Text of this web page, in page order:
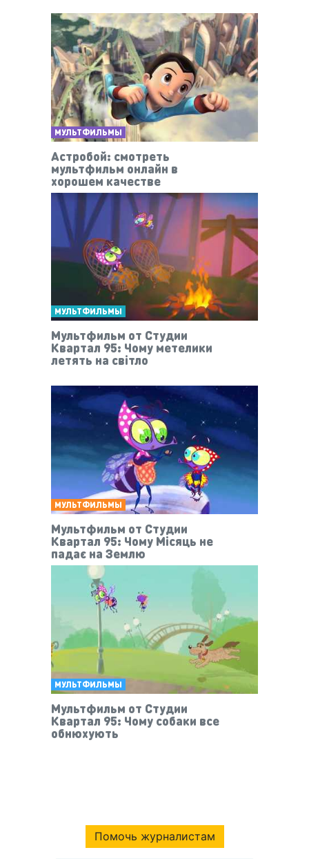
МУЛЬТФИЛЬМЫ
Астробой: смотреть
мультфильм онлайн в
хорошем качестве
МУЛЬТФИЛЬМЫ
Мультфильм от Студии
Квартал 95: Чому метелики
летять на світло
МУЛЬТФИЛЬМЫ
Мультфильм от Студии
Квартал 95: Чому Місяць не
падає на Землю
МУЛЬТФИЛЬМЫ
Мультфильм от Студии
Квартал 95: Чому собаки все
обнюхують
Помочь журналистам